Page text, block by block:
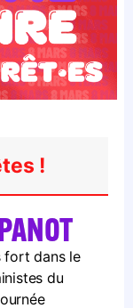
!
fort dans le
du